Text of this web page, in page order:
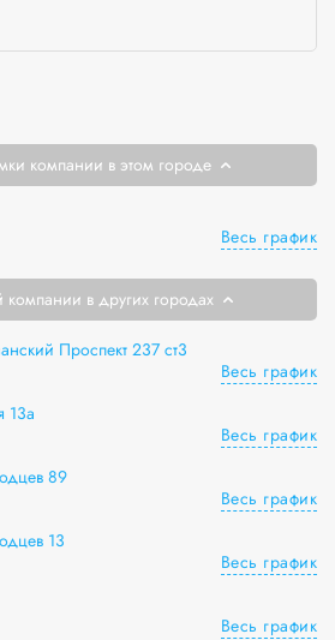
компании в этом городе
Весь график
компании в других городах
Проспект 237 ст3
Весь график
13а
Весь график
89
Весь график
13
Весь график
Весь график